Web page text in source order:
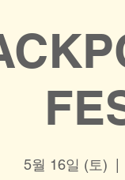
5월 16일 (토)